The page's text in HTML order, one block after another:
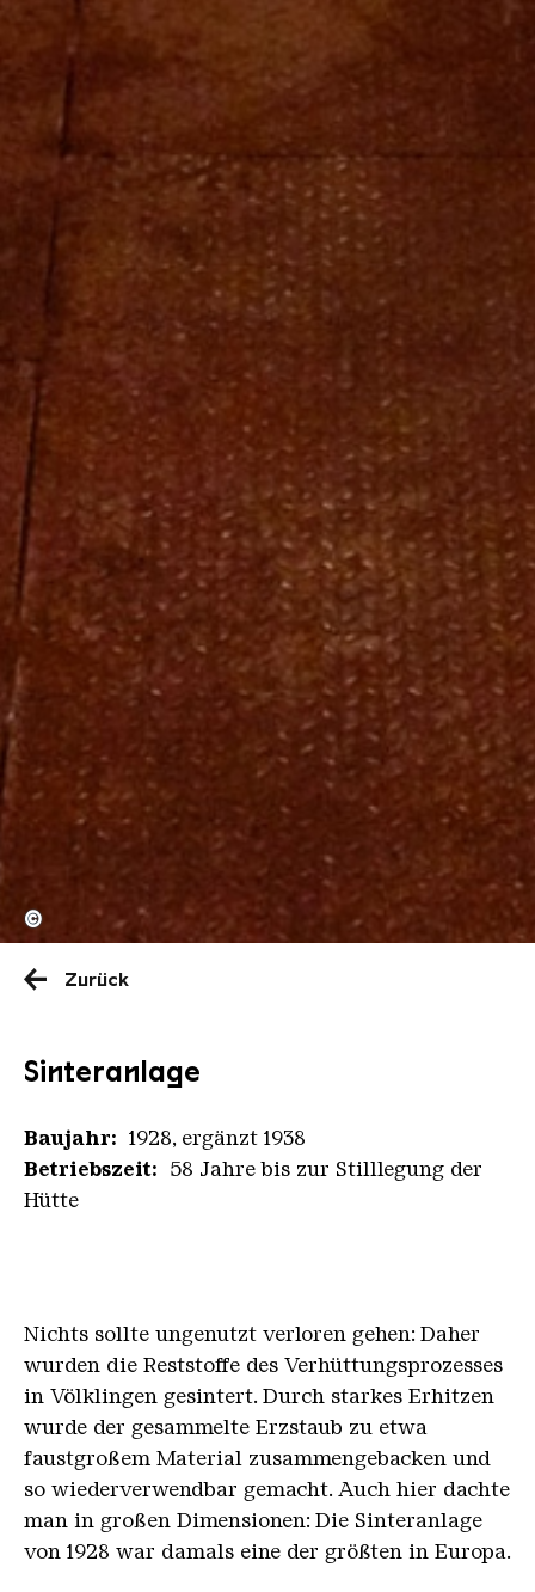
©
Zurück
Sinteranlage
Baujahr: 1928, ergänzt 1938
Betriebszeit: 58 Jahre bis zur Stilllegung der
Hütte
Nichts sollte ungenutzt verloren gehen: Daher
wurden die Reststoffe des Verhüttungsprozesses
in Völklingen gesintert. Durch starkes Erhitzen
wurde der gesammelte Erzstaub zu etwa
faustgroßem Material zusammengebacken und
so wiederverwendbar gemacht. Auch hier dachte
man in großen Dimensionen: Die Sinteranlage
von 1928 war damals eine der größten in Europa.